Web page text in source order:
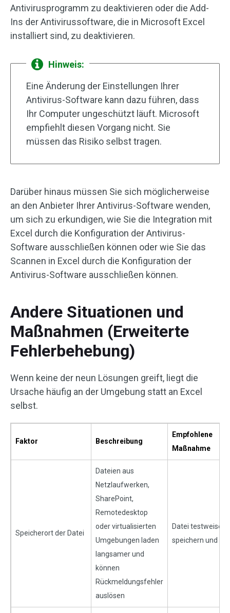
Antivirusprogramm zu deaktivieren oder die Add-
Ins der Antivirussoftware, die in Microsoft Excel
installiert sind, zu deaktivieren.
Hinweis:
Eine Änderung der Einstellungen Ihrer
Antivirus-Software kann dazu führen, dass
Ihr Computer ungeschützt läuft. Microsoft
empfiehlt diesen Vorgang nicht. Sie
müssen das Risiko selbst tragen.
Darüber hinaus müssen Sie sich möglicherweise
an den Anbieter Ihrer Antivirus-Software wenden,
um sich zu erkundigen, wie Sie die Integration mit
Excel durch die Konfiguration der Antivirus-
Software ausschließen können oder wie Sie das
Scannen in Excel durch die Konfiguration der
Antivirus-Software ausschließen können.
Andere Situationen und
Maßnahmen (Erweiterte
Fehlerbehebung)
Wenn keine der neun Lösungen greift, liegt die
Ursache häufig an der Umgebung statt an Excel
selbst.
Faktor Beschreibung
Empfohlene
Maßnahme
Speicherort der Datei
Dateien aus
Netzlaufwerken,
SharePoint,
Remotedesktop
oder virtualisierten
Umgebungen laden
langsamer und
können
Rückmeldungsfehler
auslösen
Datei testweise
speichern und